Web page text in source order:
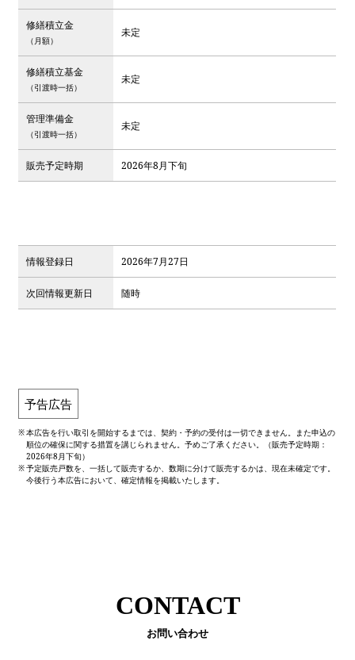
修繕積立金
（月額）
未定
修繕積立基金
（引渡時一括）
未定
管理準備金
（引渡時一括）
未定
販売予定時期 2026年8月下旬
情報登録日 2026年7月27日
次回情報更新日 随時
予告広告
※本広告を行い取引を開始するまでは、契約・予約の受付は一切できません。また申込の
順位の確保に関する措置を講じられません。予めご了承ください。（販売予定時期：
2026年8月下旬）
※予定販売戸数を、一括して販売するか、数期に分けて販売するかは、現在未確定です。
今後行う本広告において、確定情報を掲載いたします。
CONTACT
お問い合わせ